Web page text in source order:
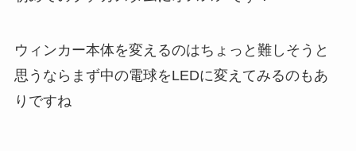
ウィンカー本体を変えるのはちょっと難しそうと
思うならまず中の電球をLEDに変えてみるのもあ
りですね